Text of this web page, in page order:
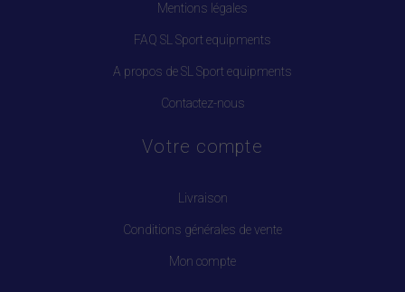
Mentions légales
FAQ SL Sport equipments
A propos de SL Sport equipments
Contactez-nous
Votre compte
Livraison
Conditions générales de vente
Mon compte